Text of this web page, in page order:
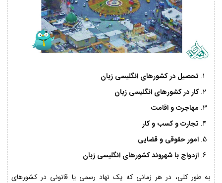
تحصیل در کشورهای انگلیسی زبان
کار در کشورهای انگلیسی زبان
مهاجرت و اقامت
تجارت و کسب و کار
امور حقوقی و قضایی
ازدواج با شهروند کشورهای انگلیسی زبان
به طور کلی، در هر زمانی که یک نهاد رسمی یا قانونی در کشورهای